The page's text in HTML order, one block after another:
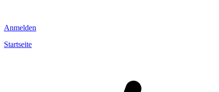
Anmelden
Startseite